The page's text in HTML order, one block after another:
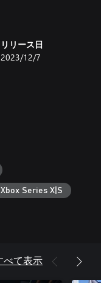
」を担当した岩月
を採用オリジナル
トを描きおろし！
ることができまし
リリース日
2023/12/7
Series X|S
べて表示